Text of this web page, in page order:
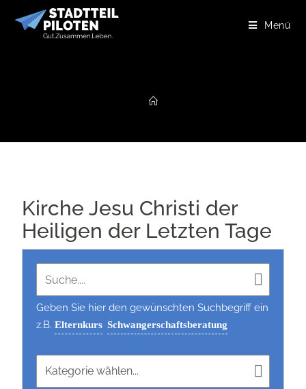
Menü
Kirche Jesu Christi der
Heiligen der Letzten Tage
Geben Sie hier den gewünschten Suchbegriff ein
z.B.Elternkurs Schwangerschaftsberatung
Kategorie wählen...